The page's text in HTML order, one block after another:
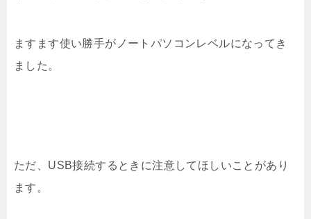
ますます使い勝手がノートパソコンレベルになってき
ました。
ただ、USB接続するときに注意してほしいことがあり
ます。